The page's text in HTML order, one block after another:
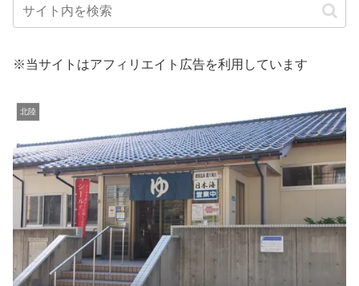
※当サイトはアフィリエイト広告を利用しています
北陸